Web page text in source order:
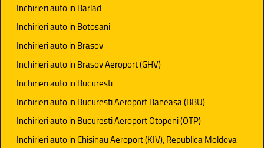
Inchirieri auto in Barlad
Inchirieri auto in Botosani
Inchirieri auto in Brasov
Inchirieri auto in Brasov Aeroport (GHV)
Inchirieri auto in Bucuresti
Inchirieri auto in Bucuresti Aeroport Baneasa (BBU)
Inchirieri auto in Bucuresti Aeroport Otopeni (OTP)
Inchirieri auto in Chisinau Aeroport (KIV), Republica Moldova